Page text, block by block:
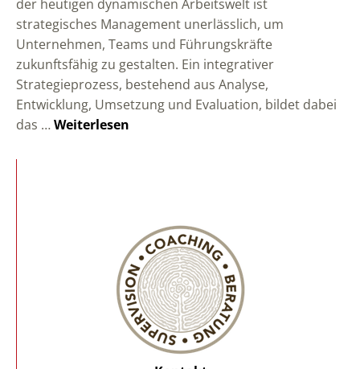
der heutigen dynamischen Arbeitswelt ist
strategisches Management unerlässlich, um
Unternehmen, Teams und Führungskräfte
zukunftsfähig zu gestalten. Ein integrativer
Strategieprozess, bestehend aus Analyse,
Entwicklung, Umsetzung und Evaluation, bildet dabei
das …Weiterlesen